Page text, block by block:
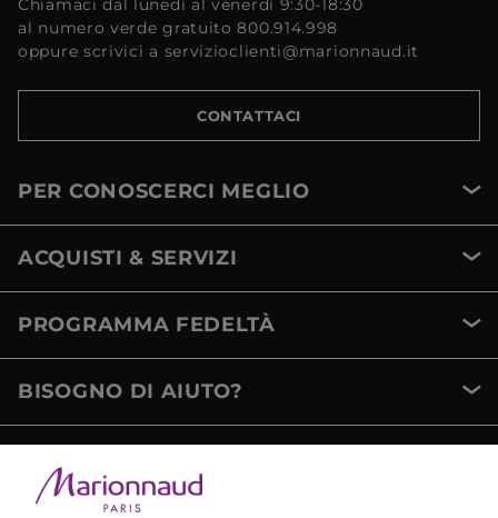
Chiamaci dal lunedì al venerdì 9:30-18:30
al numero verde gratuito 800.914.998
oppure scrivici a servizioclienti@marionnaud.it
CONTATTACI
PER CONOSCERCI MEGLIO
ACQUISTI & SERVIZI
PROGRAMMA FEDELTÀ
BISOGNO DI AIUTO?